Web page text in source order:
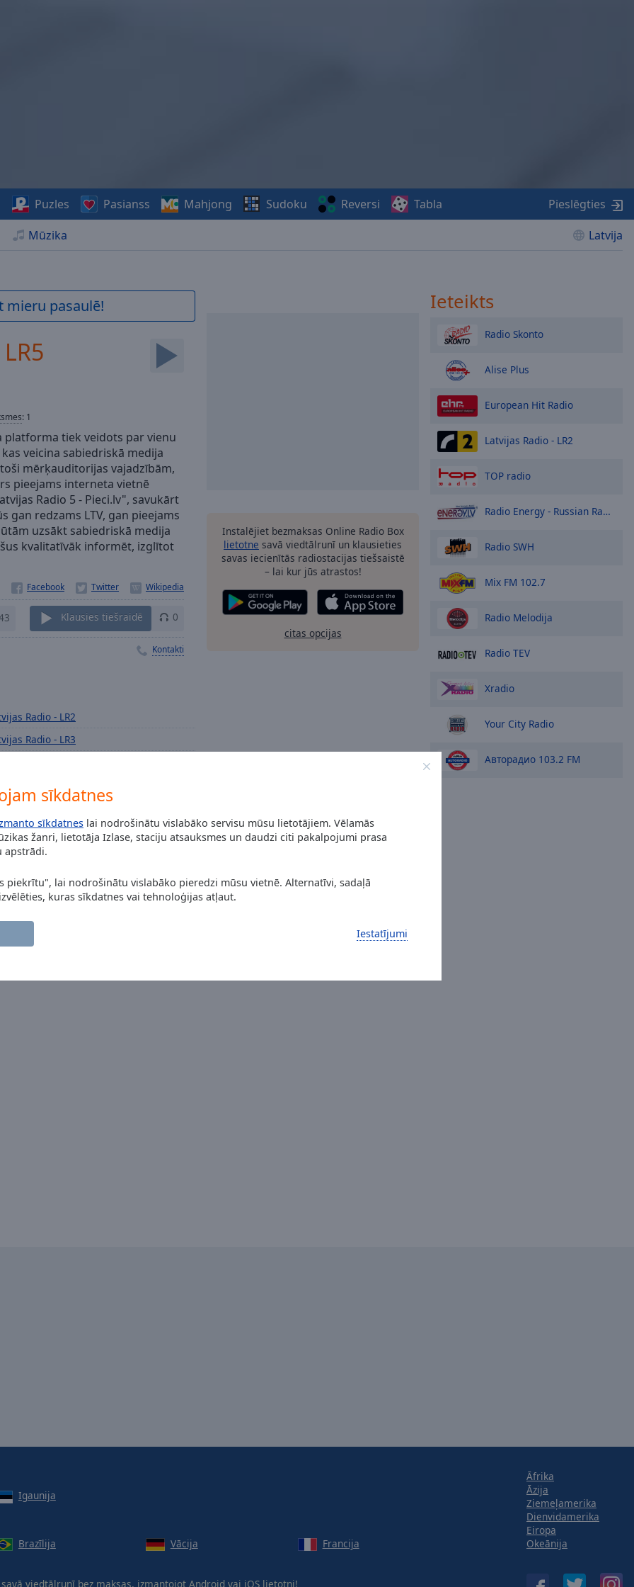
sīkdatnes
sīkdatnes lai nodrošinātu vislabāko servisu mūsu lietotājiem. Vēlamās
žanri, lietotāja Izlase, staciju atsauksmes un daudzi citi pakalpojumi prasa
apstrādi.
piekrītu", lai nodrošinātu vislabāko pieredzi mūsu vietnē. Alternatīvi, sadaļā
kuras sīkdatnes vai tehnoloģijas atļaut.
Iestatījumi
Mūzika Latvija
Puzles Pasianss Mahjong Sudoku Reversi Tabla Pieslēgties
mieru pasaulē!
: 1
platforma tiek veidots par vienu
veicina sabiedriskā medija
mērķauditorijas vajadzībām,
pieejams interneta vietnē
Radio 5 - Pieci.lv", savukārt
gan redzams LTV, gan pieejams
uzsākt sabiedriskā medija
kvalitatīvāk informēt, izglītot
Klausies tiešraidē 0
Kontakti
Radio - LR2
Radio - LR3
Instalējiet bezmaksas Online Radio Box
lietotne savā viedtālrunī un klausieties
savas iecienītās radiostacijas tiešsaistē
– lai kur jūs atrastos!
citas opcijas
Ieteikts
Radio Skonto
Alise Plus
European Hit Radio
Latvijas Radio - LR2
TOP radio
Radio Energy - Russian Radio
Radio SWH
Mix FM 102.7
Radio Melodija
Radio TEV
Xradio
Your City Radio
Авторадио 103.2 FM
Igaunija
Brazīlija Vācija Francija
savā viedtālrunī bez maksas, izmantojot Android vai iOS lietotni!
Āfrika
Āzija
Ziemeļamerika
Dienvidamerika
Eiropa
Okeānija